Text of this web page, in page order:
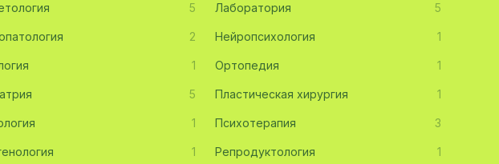
5 Лаборатория 5
2 Нейропсихология 1
1 Ортопедия 1
5 Пластическая хирургия 1
1 Психотерапия 3
1 Репродуктология 1